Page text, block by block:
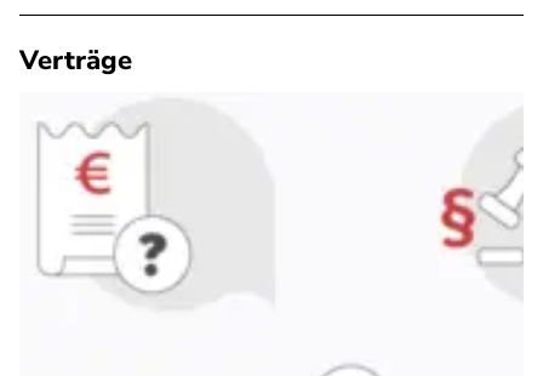
Verträge